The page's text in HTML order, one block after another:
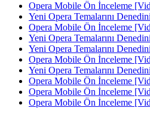
Opera Mobile Ön İnceleme
Yeni Opera Temalarını
Opera Mobile Ön İnceleme
Yeni Opera Temalarını
Yeni Opera Temalarını
Opera Mobile Ön İnceleme
Yeni Opera Temalarını
Opera Mobile Ön İnceleme
Opera Mobile Ön İnceleme
Opera Mobile Ön İnceleme